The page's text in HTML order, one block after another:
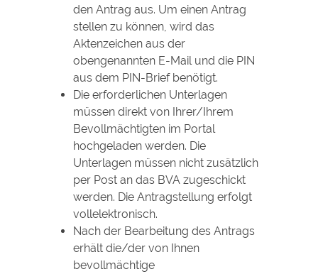
den Antrag aus. Um einen Antrag
stellen zu können, wird das
Aktenzeichen aus der
obengenannten E-Mail und die PIN
aus dem PIN-Brief benötigt.
Die erforderlichen Unterlagen
müssen direkt von Ihrer/Ihrem
Bevollmächtigten im Portal
hochgeladen werden. Die
Unterlagen müssen nicht zusätzlich
per Post an das BVA zugeschickt
werden. Die Antragstellung erfolgt
vollelektronisch.
Nach der Bearbeitung des Antrags
erhält die/der von Ihnen
bevollmächtige